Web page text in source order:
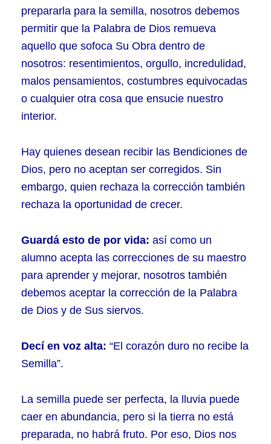
prepararla para la semilla, nosotros debemos
permitir que la Palabra de Dios remueva
aquello que sofoca Su Obra dentro de
nosotros: resentimientos, orgullo, incredulidad,
malos pensamientos, costumbres equivocadas
o cualquier otra cosa que ensucie nuestro
interior.
Hay quienes desean recibir las Bendiciones de
Dios, pero no aceptan ser corregidos. Sin
embargo, quien rechaza la corrección también
rechaza la oportunidad de crecer.
Guardá esto de por vida: así como un
alumno acepta las correcciones de su maestro
para aprender y mejorar, nosotros también
debemos aceptar la corrección de la Palabra
de Dios y de Sus siervos.
Decí en voz alta: “El corazón duro no recibe la
Semilla”.
La semilla puede ser perfecta, la lluvia puede
caer en abundancia, pero si la tierra no está
preparada, no habrá fruto. Por eso, Dios nos